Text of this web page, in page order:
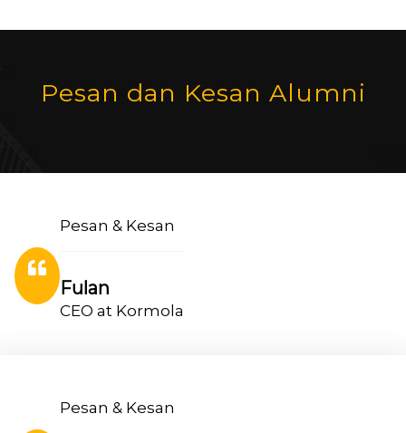
Pesan dan Kesan Alumni
Pesan & Kesan
Fulan
CEO at Kormola
Pesan & Kesan